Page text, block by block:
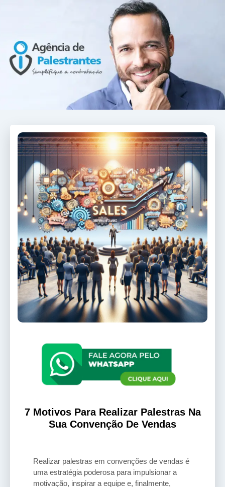
7 Motivos Para Realizar Palestras Na
Sua Convenção De Vendas
Realizar palestras em convenções de vendas é
uma estratégia poderosa para impulsionar a
motivação, inspirar a equipe e, finalmente,